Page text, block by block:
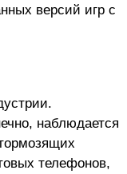
версий игр с
наблюдается
телефонов,